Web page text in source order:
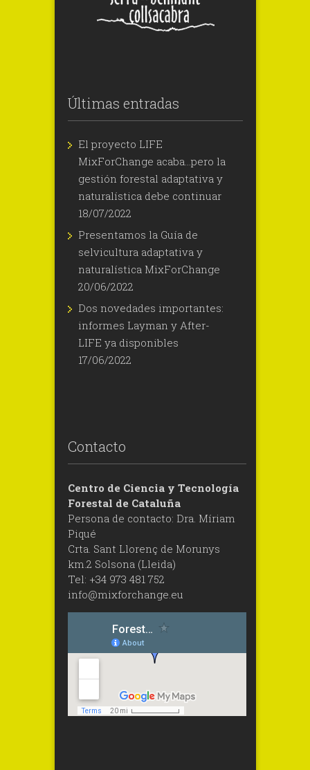
Últimas entradas
El proyecto LIFE
MixForChange acaba…pero la
gestión forestal adaptativa y
naturalística debe continuar
18/07/2022
Presentamos la Guía de
selvicultura adaptativa y
naturalística MixForChange
20/06/2022
Dos novedades importantes:
informes Layman y After-
LIFE ya disponibles
17/06/2022
Contacto
Centro de Ciencia y Tecnología
Forestal de Cataluña
Persona de contacto: Dra. Míriam
Piqué
Crta. Sant Llorenç de Morunys
km.2 Solsona (Lleida)
Tel: +34 973 481 752
info@mixforchange.eu